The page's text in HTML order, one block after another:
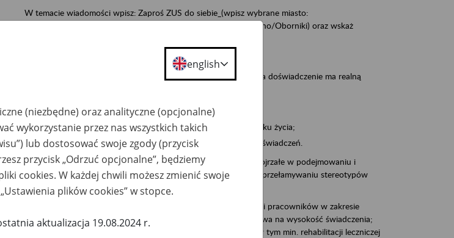
W temacie wiadomości wpisz: Zaproś ZUS do siebie_(wpisz wybrane miasto:
Poznań/Konin/Koło/Turek/Słupca/Września/Śrem/Środa/Gniezno/Oborniki) oraz wskaż
Aktywni 50+ to inicjatywa, która pokazuje, że wiek jest atutem, a doświadczenie ma realną
Program ten to:
promocja aktywności zawodowej osób po pięćdziesiątym roku życia;
zachęcanie do świadomego planowania kariery i przyszłych świadczeń.
ZUS przez działania informacyjne i edukacyjne wspiera osoby dojrzałe w podejmowaniu i
kontynuowaniu aktywności zawodowej, dbaniu o zdrowie oraz przełamywaniu stereotypów
związanych z wiekiem.
Aktywni 50+ to współpraca ZUS z organizacjami pracodawców i pracowników w zakresie
edukowania nt. systemu emerytalnego w Polsce – tego co wpływa na wysokość świadczenia;
działań z obszaru prewencji wypadkowej i prewencji rentowej w tym min. rehabilitacji leczniczej
english
(niezbędne) oraz analityczne (opcjonalne)
wykorzystanie przez nas wszystkich takich
lub dostosować swoje zgody (przycisk
przycisk „Odrzuć opcjonalne”, będziemy
cookies. W każdej chwili możesz zmienić swoje
plików cookies” w stopce.
aktualizacja 19.08.2024 r.